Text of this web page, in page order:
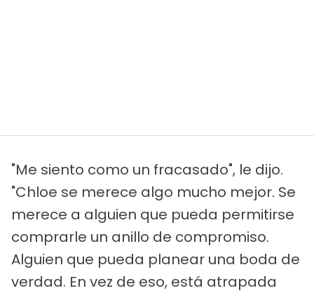
"Me siento como un fracasado", le dijo.
"Chloe se merece algo mucho mejor. Se
merece a alguien que pueda permitirse
comprarle un anillo de compromiso.
Alguien que pueda planear una boda de
verdad. En vez de eso, está atrapada